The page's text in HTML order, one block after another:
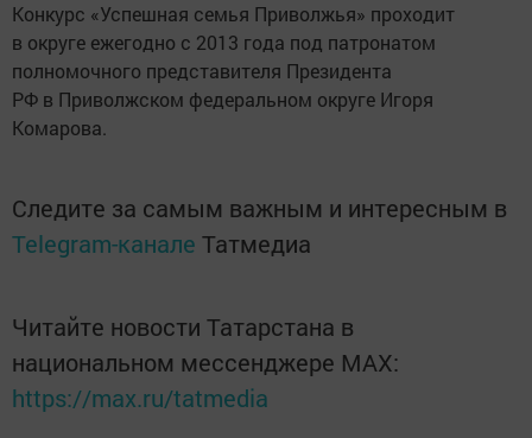
Конкурс «Успешная семья Приволжья» проходит
в округе ежегодно с 2013 года под патронатом
полномочного представителя Президента
РФ в Приволжском федеральном округе Игоря
Комарова.
Следите за самым важным и интересным в
Telegram-канале Татмедиа
Читайте новости Татарстана в
национальном мессенджере MАХ:
https://max.ru/tatmedia